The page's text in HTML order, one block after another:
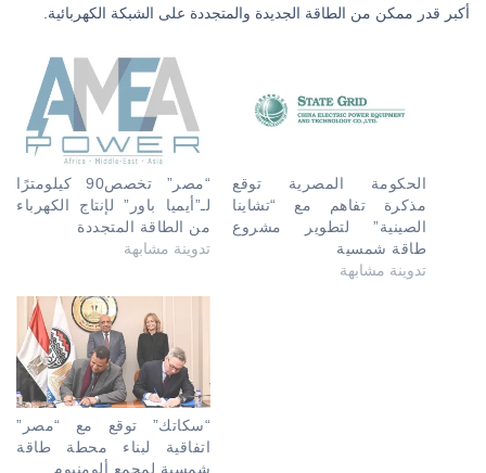
أكبر قدر ممكن من الطاقة الجديدة والمتجددة على الشبكة الكهربائية.
“مصر” تخصص90 كيلومترًا
لـ”أيميا باور” لإنتاج الكهرباء
من الطاقة المتجددة
تدوينة مشابهة
الحكومة المصرية توقع
مذكرة تفاهم مع “تشاينا
الصينية” لتطوير مشروع
طاقة شمسية
تدوينة مشابهة
“سكاتك” توقع مع “مصر”
اتفاقية لبناء محطة طاقة
شمسية لمجمع ألومنيوم